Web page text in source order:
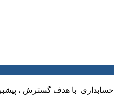
با هدف گسترش ،